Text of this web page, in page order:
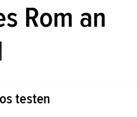
Rom an
testen